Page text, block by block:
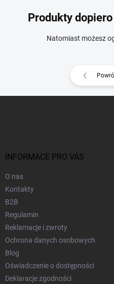
Produkty
Natomiast możesz
INFORMACE PRO VÁS
O nas
Kontakty
B2B
Regulamin
Reklamacje i zwroty
Ochrona danych osobowych
Blog
Oświadczenie o dostępności
Deklaracje zgodności